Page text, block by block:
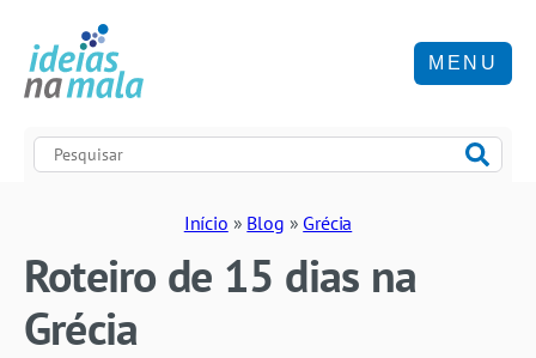
MENU
Início » Blog » Grécia
Roteiro de 15 dias na
Grécia